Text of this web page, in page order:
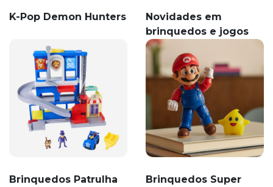
K-Pop Demon Hunters
Novidades em
brinquedos e jogos
Brinquedos Patrulha
Brinquedos Super